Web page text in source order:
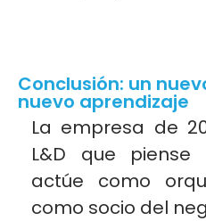
Conclusión: un
nuevo aprendizaje
La empresa de
L&D que piense
actúe como
como socio del